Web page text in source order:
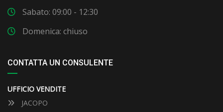
Sabato: 09:00 - 12:30
Domenica: chiuso
CONTATTA UN CONSULENTE
UFFICIO VENDITE
JACOPO